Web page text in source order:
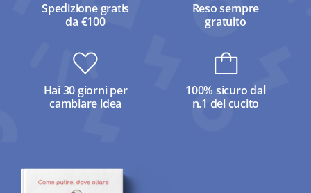
Spedizione gratis
da €100
Reso sempre
gratuito
Hai 30 giorni per
cambiare idea
100% sicuro dal
n.1 del cucito